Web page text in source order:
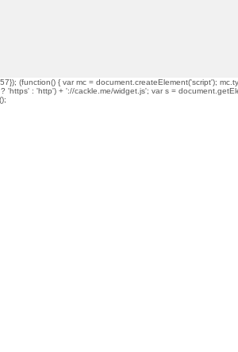
(function() { var mc = document.createElement('script');
'https' : 'http') + '://cackle.me/widget.js'; var s =